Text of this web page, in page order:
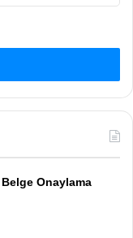
Onaylama